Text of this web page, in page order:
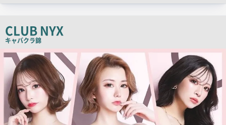
コ
ピ
ー
CLUB NYX
キャバクラ錦
検
索
一